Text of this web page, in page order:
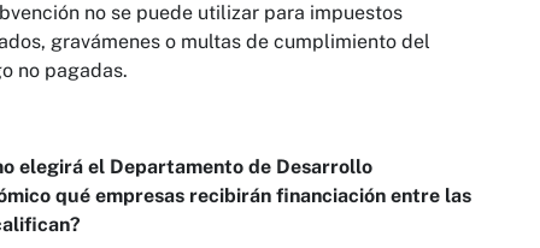
no se puede utilizar para impuestos
gravámenes o multas de cumplimiento del
no pagadas.
elegirá el Departamento de Desarrollo
qué empresas recibirán financiación entre las